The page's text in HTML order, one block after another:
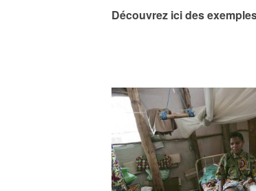
Découvrez ici des